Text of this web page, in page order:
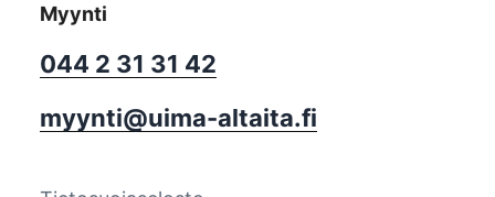
Myynti
044 2 31 31 42
myynti@uima-altaita.fi